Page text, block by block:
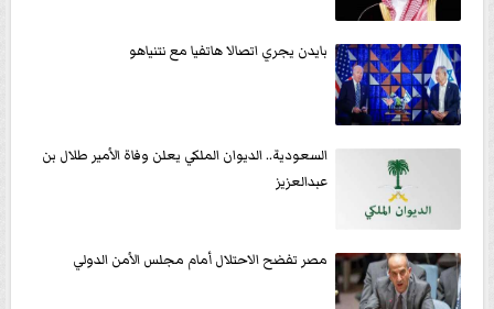
بايدن يجري اتصالا هاتفيا مع نتنياهو
السعودية.. الديوان الملكي يعلن وفاة الأمير طلال بن
عبدالعزيز
مصر تفضح الاحتلال أمام مجلس الأمن الدولي